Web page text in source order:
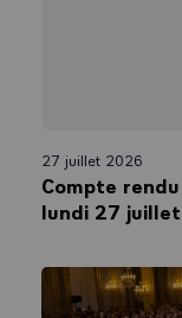
27 juillet 2026
Compte
lundi 27